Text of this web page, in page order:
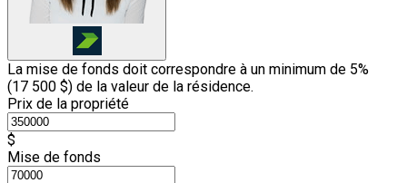
La mise de fonds doit correspondre à un minimum de 5%
(17 500 $) de la valeur de la résidence.
Prix de la propriété
$
Mise de fonds